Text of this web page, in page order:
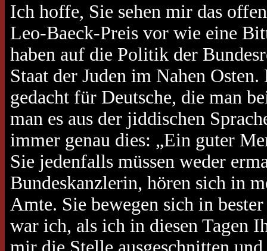
Ich hoffe, Sie sehen mir das
Leo-Baeck-Preis vor wie eine
haben auf die Politik der
Staat der Juden im Nahen
gedacht für Deutsche, die man
man es aus der jiddischen
immer genau dies: „Ein guter
Sie jedenfalls müssen weder
Bundeskanzlerin, hören sich in
Amte. Sie bewegen sich in
war ich, als ich in diesen Tagen